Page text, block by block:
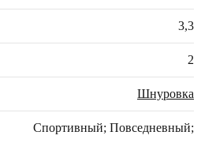
3,3
2
Шнуровка
Спортивный; Повседневный;